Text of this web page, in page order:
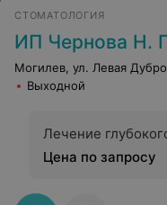
СТОМАТОЛОГИЯ
ИП Чернова Н.
Могилев, ул. Левая
Выходной
Лечение
Цена по запросу